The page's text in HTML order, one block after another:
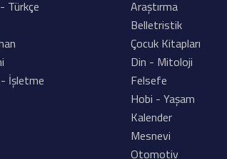
Türkçe
Araştırma
Belletristik
Çocuk Kitapları
Din - Mitoloji
İşletme
Felsefe
Hobi - Yaşam
Kalender
Mesnevi
Otomotiv